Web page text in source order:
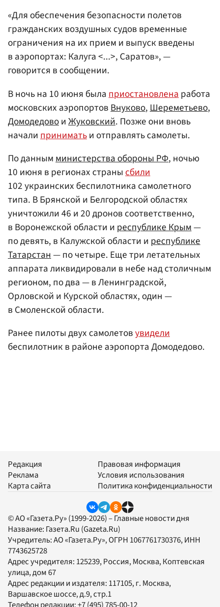
«Для обеспечения безопасности полетов
гражданских воздушных судов временные
ограничения на их прием и выпуск введены
в аэропортах: Калуга <...>, Саратов», —
говорится в сообщении.
В ночь на 10 июня была приостановлена работа
московских аэропортов Внуково, Шереметьево,
ДомодедовоиЖуковский. Позже они вновь
начали приниматьи отправлять самолеты.
По даннымминистерства обороны РФ, ночью
10 июня в регионах странысбили
102 украинских беспилотника самолетного
типа. В Брянской и Белгородской областях
уничтожили 46 и 20 дронов соответственно,
в Воронежской области и республике Крым—
по девять, в Калужской области и республике
Татарстан— по четыре. Еще три летательных
аппарата ликвидировали в небе над столичным
регионом, по два — в Ленинградской,
Орловской и Курской областях, один —
в Смоленской области.
Ранее пилоты двух самолетовувидели
беспилотник в районе аэропорта Домодедово.
Редакция
Реклама
Карта сайта
Правовая информация
Условия использования
Политика конфиденциальности
© АО «Газета.Ру» (1999-2026) – Главные новости дня
Название: Газета.Ru (Gazeta.Ru)
Учредитель:АО «Газета.Ру», ОГРН 1067761730376, ИНН
7743625728
Адрес учредителя: 125239, Россия, Москва, Коптевская
улица, дом 67
Адрес редакции и издателя: 117105, г. Москва,
Варшавское шоссе, д.9, стр.1